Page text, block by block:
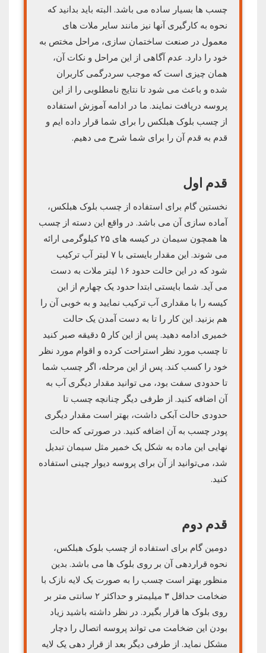
چسب ها بسیار ساده می باشد. البته باید بدانید که
نحوه به کارگیری آنها نیز مانند سایر ملات های
معمول در صنعت ساختمان سازی، مراحل مختص به
خود را دارد. عدم آگاهی از این مراحل و نکات آن،
همان چیزی است که موجب سردرگمی کاربران
شده و باعث می شود تا نتایج نامطلوبی را از این
پروسه دریافت نمایند. ما در ادامه آموزش استفاده
از چسب بلوک هبلکس را برای شما قرار داده ایم و
قدم به قدم آن را برای شما شرح می دهیم.
قدم اول
نخستین گام برای استفاده از چسب بلوک هبلکس،
آماده سازی آن می باشد. در واقع این دسته از چسب
ها همچون سیمان در کیسه های ۲۵ کیلوگرمی ارائه
می شوند. این مقدار بایستی با ۷ لیتر آب ترکیب
شود که در این حالت حدود ۱۶ لیتر ملات به دست
می آید. شما بایستی ابتدا حدود یک چهارم از این
کیسه را با مقداری آب ترکیب نمایید و به خوبی آن را
هم بزنید. این کار را تا به دست آمدن یک حالت
خمیری ادامه دهید. پس از این کار ۵ دقیقه صبر کنید
تا چسب مورد نظر استراحت کرده و اقوام مورد نظر
خود را کسب کند. پس از این مرحله، اگر چسب شما
تا حدودی سفت بود، می توانید مقدار دیگری آب به
آن اضافه کنید. از طرفی دیگر چنانچه چسب تا
حدودی حالت آبکی داشت، بهتر است مقدار دیگری
پودر چسب به آن اضافه کنید. در صورتی که حالت
نهایی این ماده به شکل یک خمیر مثل سیمان تبدیل
شد، می‌توانید از آن برای پروسه دیوار چینی استفاده
کنید.
قدم دوم
دومین گام برای استفاده از چسب بلوک هبلکس،
نحوه قراردهی آن بر روی بلوک ها می باشد. بدین
منظور بهتر است چسب را به صورت یک لایه نازک با
ضخامت حداقل ۳ میلیمتر و حداکثر ۲ سانتی متر بر
روی بلوک ها قرار بگیرد. در نظر داشته باشید زیاد
بودن این ضخامت می تواند پروسه اتصال را دچار
مشکل نماید. از طرفی دیگر بعد از قرار دهی یک لایه